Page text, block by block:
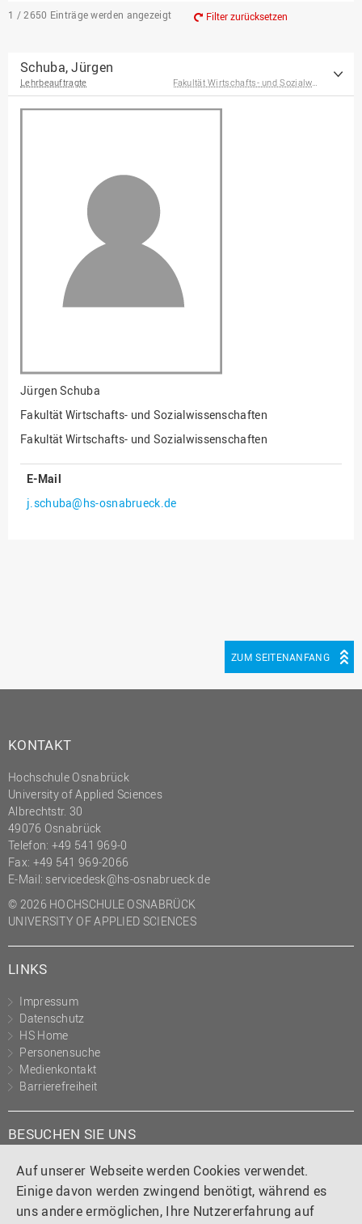
Auf unserer Webseite werden Cookies verwendet.
Einige davon werden zwingend benötigt, während es
uns andere ermöglichen, Ihre Nutzererfahrung auf
eLearning Competence
EU-Büro
Fakultät
Agrarwissenschaften und
und Informatik
Fakultät Management,
Kultur und Technik
Fakultät Wirtschafts- und
Sozialwissenschaften
Finanzen
Gesellschaftliches
Engagement
Hochschulplanung/-
strategie
Personalrat
Präsidialbüro
Professional School
Projekte des Präsidiums
Projektmanagement Office
(PMO)
Prozessmanagement
Recht
Studium und Lehre
Transfer- und
Innovationsmanagement
1 / 2650 Einträge werden angezeigt Filter zurücksetzen
Schuba, Jürgen
Lehrbeauftragte
Jürgen Schuba
Fakultät Wirtschafts- und Sozialwissenschaften
Fakultät Wirtschafts- und Sozialwissenschaften
E-Mail
j.schuba@hs-osnabrueck.de
ZUM SEITENANFANG
KONTAKT
Hochschule Osnabrück
University of Applied Sciences
Albrechtstr. 30
49076 Osnabrück
Telefon: +49 541 969-0
Fax: +49 541 969-2066
E-Mail: servicedesk@hs-osnabrueck.de
© 2026 HOCHSCHULE OSNABRÜCK
UNIVERSITY OF APPLIED SCIENCES
LINKS
Impressum
Datenschutz
HS Home
Personensuche
Medienkontakt
Barrierefreiheit
BESUCHEN SIE UNS
Instagram
TiktokLinkedIn
YouTube
Facebook